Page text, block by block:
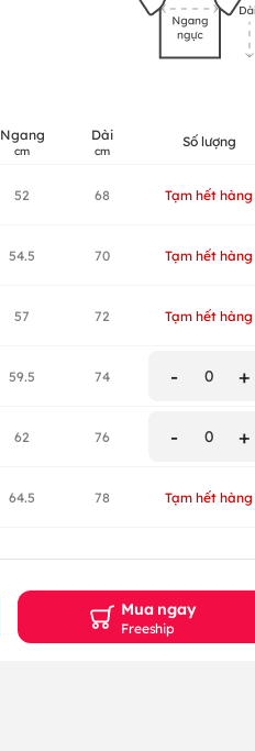
Ngang
cm
Dài
cm Số lượng
52 68 Tạm hết hàng
54.5 70 Tạm hết hàng
57 72 Tạm hết hàng
59.5 74 - 0 +
62 76 - 0 +
64.5 78 Tạm hết hàng
Mua ngay
Freeship